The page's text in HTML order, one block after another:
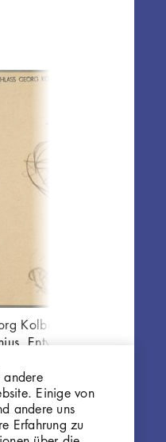
Kolbe
Entwurf
(vermutlich)
Einige von
andere uns
Erfahrung zu